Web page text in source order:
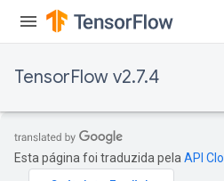
TensorFlow v2.7.4
Esta página foi traduzida pela API